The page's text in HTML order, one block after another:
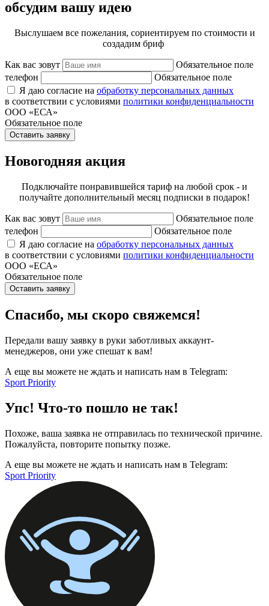
обсудим вашу идею
Выслушаем все пожелания, сориентируем по стоимости и
создадим бриф
Как вас зовут
Обязательное поле
телефон
Обязательное поле
Я даю согласие на обработку персональных данных
в соответствии с условиями политики конфиденциальности
ООО «ЕСА»
Обязательное поле
Оставить заявку
Новогодняя акция
Подключайте понравившейся тариф на любой срок - и
получайте дополнительный месяц подписки в подарок!
Как вас зовут
Обязательное поле
телефон
Обязательное поле
Я даю согласие на обработку персональных данных
в соответствии с условиями политики конфиденциальности
ООО «ЕСА»
Обязательное поле
Оставить заявку
Спасибо, мы скоро свяжемся!
Передали вашу заявку в руки заботливых аккаунт-
менеджеров, они уже спешат к вам!
А еще вы можете не ждать и написать нам в Telegram:
Sport Priority
Упс! Что-то пошло не так!
Похоже, ваша заявка не отправилась по технической причине.
Пожалуйста, повторите попытку позже.
А еще вы можете не ждать и написать нам в Telegram:
Sport Priority